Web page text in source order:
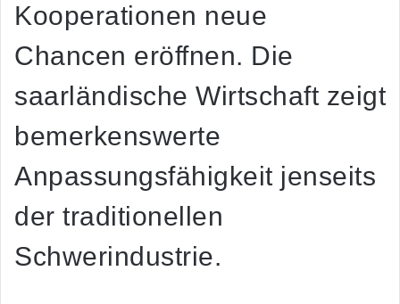
Kooperationen neue
Chancen eröffnen. Die
saarländische Wirtschaft zeigt
bemerkenswerte
Anpassungsfähigkeit jenseits
der traditionellen
Schwerindustrie.